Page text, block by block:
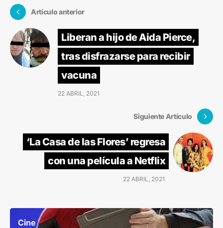
Artículo anterior
Liberan a hijo de Aida Pierce,
tras disfrazarse para recibir
vacuna
22 ABRIL, 2021
Siguiente Artículo
‘La Casa de las Flores’ regresa
con una película a Netflix
22 ABRIL, 2021
Cine